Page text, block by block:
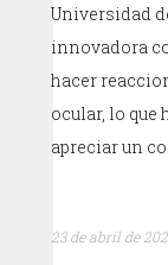
Universidad
innovadora
hacer
ocular, lo que
apreciar un
23 de abril de